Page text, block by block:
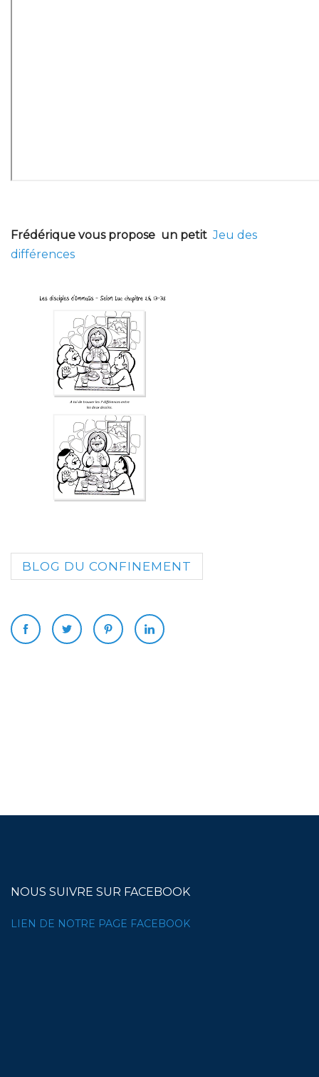
Frédérique vous propose un petit Jeu des
différences
BLOG DU CONFINEMENT
NOUS SUIVRE SUR FACEBOOK
LIEN DE NOTRE PAGE FACEBOOK